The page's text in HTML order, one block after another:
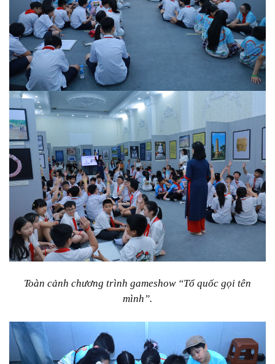
Toàn cảnh chương trình gameshow “Tổ quốc gọi tên
mình”.